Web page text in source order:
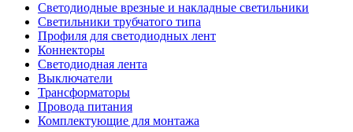
Светодиодные врезные и накладные светильники
Светильники трубчатого типа
Профиля для светодиодных лент
Коннекторы
Светодиодная лента
Выключатели
Трансформаторы
Провода питания
Комплектующие для монтажа